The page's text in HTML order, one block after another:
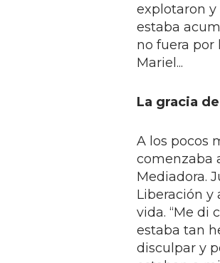
explotaron y
estaba
no fuera por
Mariel...
La gracia
A los pocos
comenzaba
Mediadora.
Liberación y
vida. “Me di
estaba tan
disculpar y